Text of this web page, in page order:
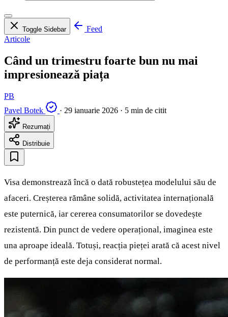
Toggle Sidebar
Feed
Articole
Când un trimestru foarte bun nu mai
impresionează piața
PB
Pavel Botek
· 29 ianuarie 2026 · 5 min de citit
Rezumați
Distribuie
Visa demonstrează încă o dată robustețea modelului său de
afaceri. Creșterea rămâne solidă, activitatea internațională
este puternică, iar cererea consumatorilor se dovedește
rezistentă. Din punct de vedere operațional, imaginea este
una aproape ideală. Totuși, reacția pieței arată că acest nivel
de performanță este deja considerat normal.